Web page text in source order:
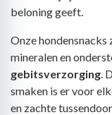
beloning geeft.
Onze
mineralen en
gebitsverzorging .
smaken is er voor
en zachte